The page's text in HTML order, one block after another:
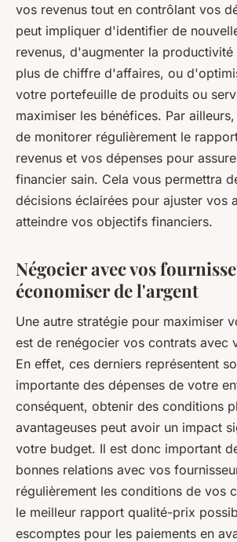
vos revenus tout en contrôlant vos
peut impliquer d'identifier de
revenus, d'augmenter la
plus de chiffre d'affaires, ou
votre portefeuille de produits ou
maximiser les bénéfices. Par
de monitorer régulièrement le
revenus et vos dépenses pour
financier sain. Cela vous permettra
décisions éclairées pour ajuster vos
atteindre vos objectifs financiers.
Négocier avec vos
économiser de l'argent
Une autre stratégie pour maximiser
est de renégocier vos contrats avec
En effet, ces derniers représentent
importante des dépenses de votre
conséquent, obtenir des conditions
avantageuses peut avoir un impact
votre budget. Il est donc important
bonnes relations avec vos
régulièrement les conditions de vos
le meilleur rapport qualité-prix
escomptes pour les paiements en